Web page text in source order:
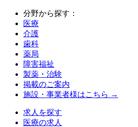
分野から探す：
医療
介護
歯科
薬局
障害福祉
製薬・治験
掲載のご案内
施設・事業者様はこちら →
求人を探す
医療の求人